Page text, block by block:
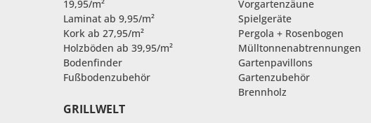
19,95/m²
Laminat ab 9,95/m²
Kork ab 27,95/m²
Holzböden ab 39,95/m²
Bodenfinder
Fußbodenzubehör
GRILLWELT
Vorgartenzäune
Spielgeräte
Pergola + Rosenbogen
Mülltonnenabtrennungen
Gartenpavillons
Gartenzubehör
Brennholz